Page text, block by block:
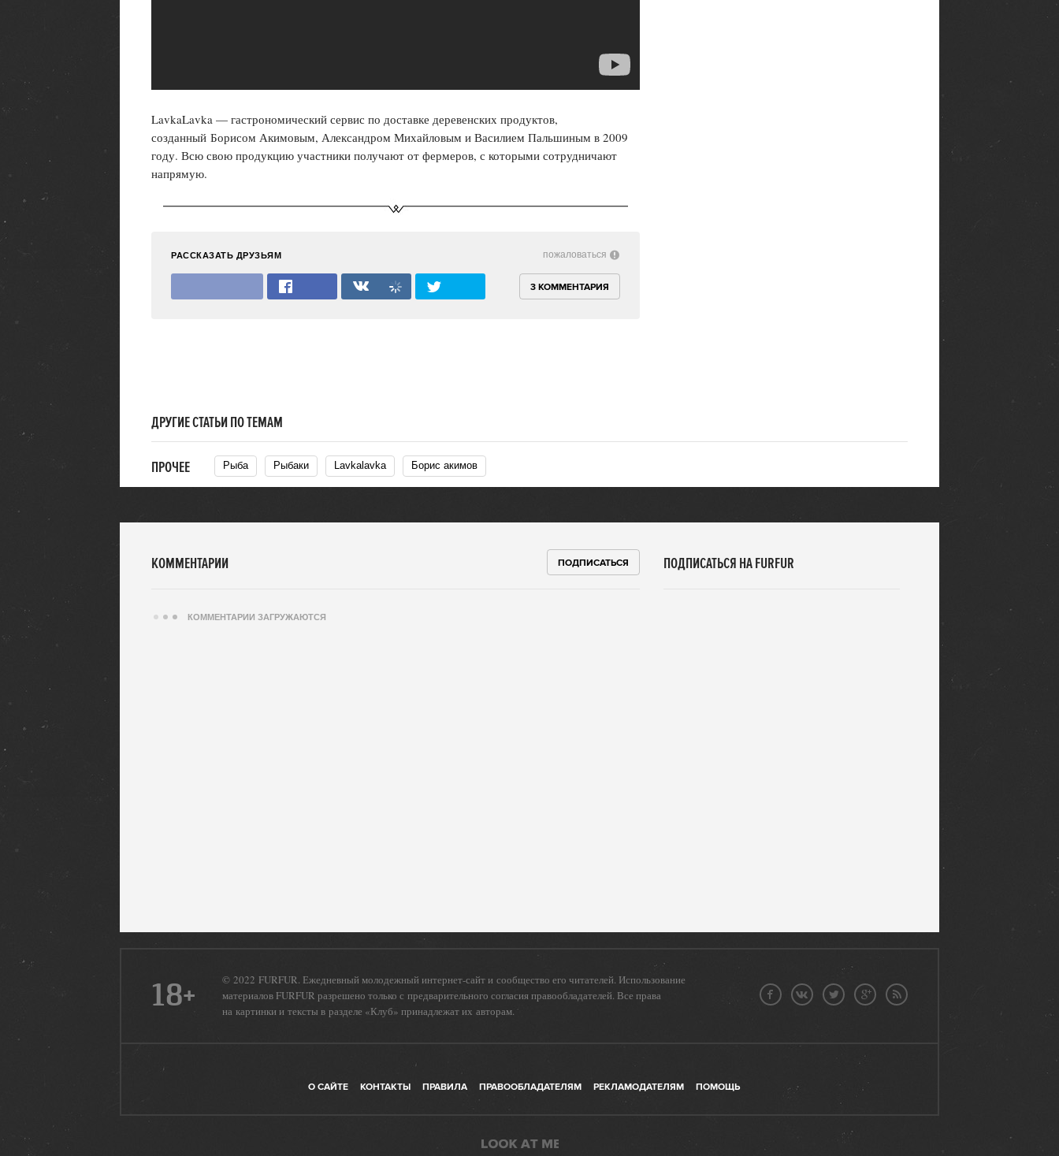
LavkaLavka — гастрономический сервис по доставке деревенских продуктов,
созданный Борисом Акимовым, Александром Михайловым и Василием Пальшиным в 2009
году. Всю свою продукцию участники получают от фермеров, с которыми сотрудничают
напрямую.
РАССКАЗАТЬ ДРУЗЬЯМ
3 КОММЕНТАРИЯ
пожаловаться
ДРУГИЕ СТАТЬИ ПО ТЕМАМ
ПРОЧЕЕ Рыба Рыбаки Lavkalavka Борис акимов
КОММЕНТАРИИ ПОДПИСАТЬСЯ
КОММЕНТАРИИ ЗАГРУЖАЮТСЯ
ПОДПИСАТЬСЯ НА FURFUR
18+
© 2022 FURFUR. Ежедневный молодежный интернет-сайт и сообщество его читателей. Использование
материалов FURFUR разрешено только с предварительного согласия правообладателей. Все права
на картинки и тексты в разделе «Клуб» принадлежат их авторам.
О САЙТЕ КОНТАКТЫ ПРАВИЛА ПРАВООБЛАДАТЕЛЯМ РЕКЛАМОДАТЕЛЯМ ПОМОЩЬ